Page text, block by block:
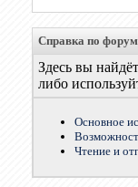
Справка по
Здесь вы
либо
Основное
Чтение и